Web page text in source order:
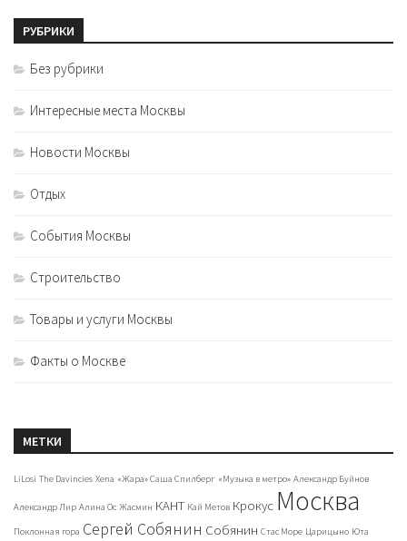
РУБРИКИ
Без рубрики
Интересные места Москвы
Новости Москвы
Отдых
События Москвы
Строительство
Товары и услуги Москвы
Факты о Москве
МЕТКИ
LiLosi The Davincies Xena «Жара» Саша Спилберг «Музыка в метро» Александр Буйнов
Александр Лир Алина Ос Жасмин КАНТ Кай Метов Крокус Москва
Поклонная гора Сергей Собянин Собянин Стас Море Царицыно Юта